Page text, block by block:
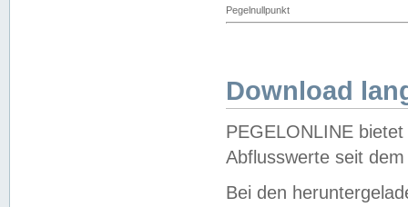
Pegelnullpunkt
Download
PEGELONLINE
Abflusswerte seit
Bei den